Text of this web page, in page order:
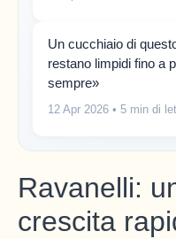
Un cucchiaio di
restano limpidi fino a
sempre»
12 Apr 2026 • 5 min di
Ravanelli:
crescita